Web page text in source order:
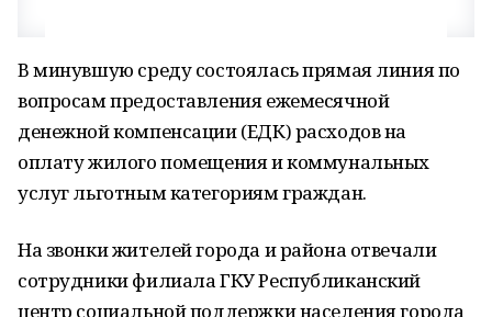
В минувшую среду состоялась прямая линия по
вопросам предоставления ежемесячной
денежной компенсации (ЕДК) расходов на
оплату жилого помещения и коммунальных
услуг льготным категориям граждан.
На звонки жителей города и района отвечали
сотрудники филиала ГКУ Республиканский
центр социальной поддержки населения города